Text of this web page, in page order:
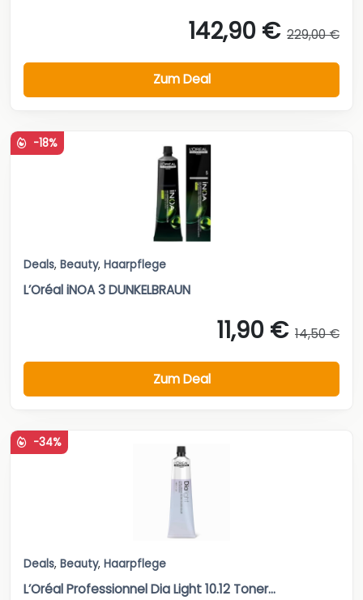
142,90 € 229,00 €
Zum Deal
-18%
Deals, Beauty, Haarpflege
L’Oréal iNOA 3 DUNKELBRAUN
11,90 € 14,50 €
Zum Deal
-34%
Deals, Beauty, Haarpflege
L’Oréal Professionnel Dia Light 10.12 Toner...